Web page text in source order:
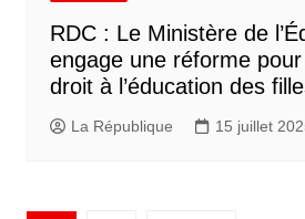
RDC : Le Ministère de
engage une réforme
droit à l’éducation des
La République 15 juillet